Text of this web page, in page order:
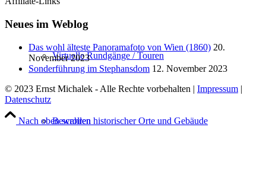
Virtuelle Rundgänge / Touren
Bewahren historischer Orte und Gebäude
Neues im Weblog
Das wohl älteste Panoramafoto von Wien (1860) 20.
November 2023
Sonderführung im Stephansdom 12. November 2023
© 2023 Ernst Michalek - Alle Rechte vorbehalten | Impressum |
Datenschutz
Nach oben scrollen